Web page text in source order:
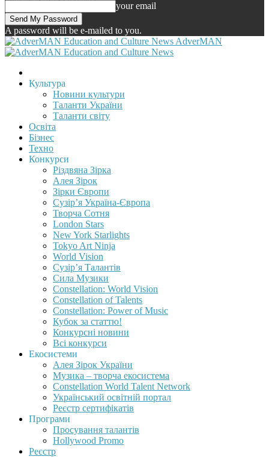
your email
A password will be e-mailed to you.
AdverMAN
Культура
Новини культури
Таланти України
Таланти світу
Освіта
Бізнес
Техно
Конкурси
Різдвяна Зірка
Алея Зірок
Зірки Європи
Сузір’я Україна-Європа
Творча Сотня
London Stars
New York Starlights
Tokyo Art Ninja
World Vision
Сузір’я Талантів
Сила Музики
Constellation: World Vision
Constellation of Talents
Constellation: Power of Music
Кубок за статтю!
Конкурсні новини
Всі конкурси
Екосистеми
Алея Зірок України
Музика – творча екосистема
Constellation World Talent Network
Український освітній портал
Реєстр сертифікатів
Програми
Просування талантів
Hollywood Promo
Реєстр